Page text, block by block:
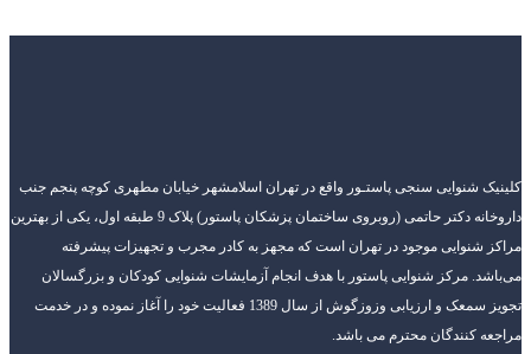
کلینیک شنوایی سنجی پاستـور واقع در تهران اسلامشهر خیابان مطهری کوچه پنجم جنب
داروخانه دکتر حاتمی (روبروی ساختمان پزشکان پاستور) پلاک 9 طبقه اول، یکی از بهترین
مراکز شنوایی موجود در تهران است که مجهز به کادر مجرب و تجهیزات پیشرفته
می‌باشد. مرکز شنوایی پاستور با هدف انجام آزمایشات شنوایی کودکان و بزرگسالان
تجویز سمعک و ارزیابی وزوزگوش از سال 1389 فعالیت خود را آغاز نموده و در خدمت
مراجعه کنندگان محترم می باشد.